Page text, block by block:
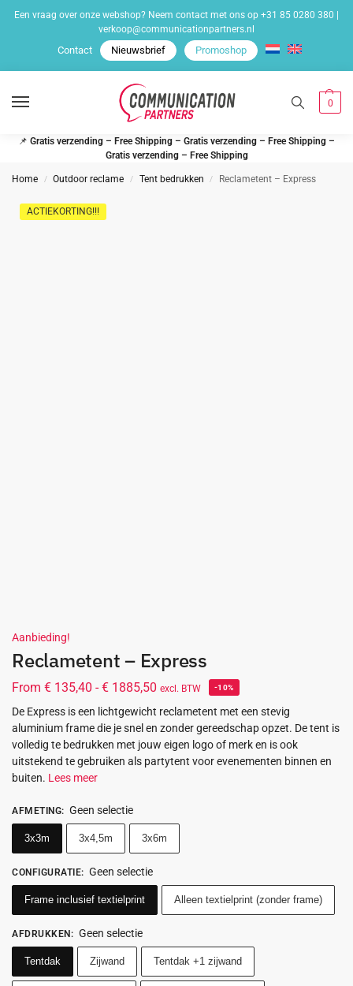
Een vraag over onze webshop? Neem contact met ons op +31 85 0280 380 |
verkoop@communicationpartners.nl
Contact Nieuwsbrief Promoshop
0
📌 Gratis verzending – Free Shipping – Gratis verzending – Free Shipping –
Gratis verzending – Free Shipping
Home / Outdoor reclame / Tent bedrukken / Reclametent – Express
ACTIEKORTING!!!
Aanbieding!
Reclametent – Express
From € 135,40 - € 1885,50 excl. BTW -10%
De Express is een lichtgewicht reclametent met een stevig
aluminium frame die je snel en zonder gereedschap opzet. De tent is
volledig te bedrukken met jouw eigen logo of merk en is ook
uitstekend te gebruiken als partytent voor evenementen binnen en
buiten. Lees meer
AFMETING: Geen selectie
3x3m 3x4,5m 3x6m
CONFIGURATIE: Geen selectie
Frame inclusief textielprint Alleen textielprint (zonder frame)
AFDRUKKEN : Geen selectie
Tentdak Zijwand Tentdak +1 zijwand